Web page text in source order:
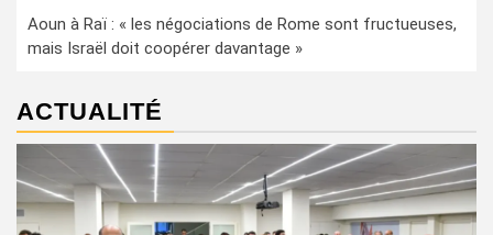
Aoun à Raï : « les négociations de Rome sont fructueuses,
mais Israël doit coopérer davantage »
ACTUALITÉ